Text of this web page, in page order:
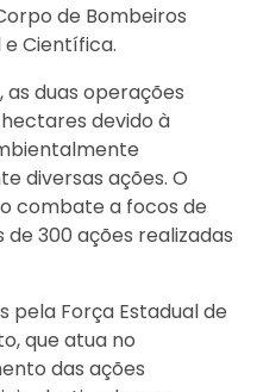
de Bombeiros
e Científica.
as duas operações
devido à
diversas ações. O
combate a focos de
300 ações realizadas
pela Força Estadual de
que atua no
das ações